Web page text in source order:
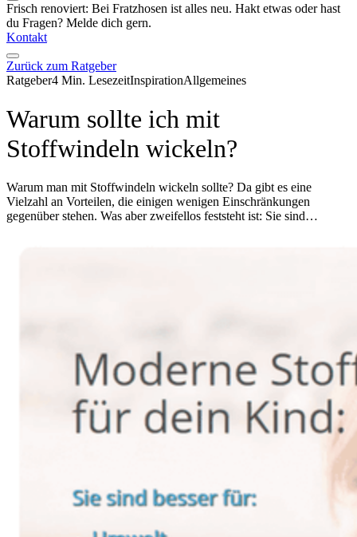
Frisch renoviert: Bei Fratzhosen ist alles neu. Hakt etwas oder hast
du Fragen? Melde dich gern.
Kontakt
Zurück zum Ratgeber
Ratgeber4 Min. LesezeitInspirationAllgemeines
Warum sollte ich mit
Stoffwindeln wickeln?
Warum man mit Stoffwindeln wickeln sollte? Da gibt es eine
Vielzahl an Vorteilen, die einigen wenigen Einschränkungen
gegenüber stehen. Was aber zweifellos feststeht ist: Sie sind…